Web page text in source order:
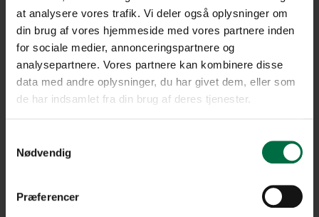
at analysere vores trafik. Vi deler også oplysninger om
din brug af vores hjemmeside med vores partnere inden
for sociale medier, annonceringspartnere og
analysepartnere. Vores partnere kan kombinere disse
data med andre oplysninger, du har givet dem, eller som
de har indsamlet fra din brug af deres tjenester.
Nødvendig
Præferencer
Personer i husstanden*
1 voksen
2 voksne
3 voksne
Børn *
nej
Ja